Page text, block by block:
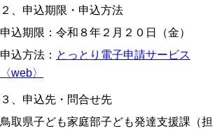
２、申込期限・申込方法
申込期限：令和８年２月２０日（金）
申込方法： とっとり電子申請サービス
〈web〉
３、申込先・問合せ先
鳥取県子ども家庭部子ども発達支援課（担